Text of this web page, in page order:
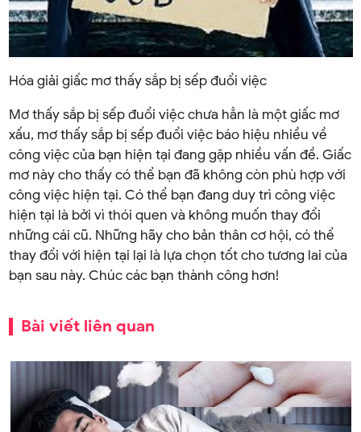
Hóa giải giấc mơ thấy sắp bị sếp đuổi việc
Mơ thấy sắp bị sếp đuổi việc chưa hẳn là một giấc mơ
xấu, mơ thấy sắp bị sếp đuổi việc báo hiệu nhiều về
công việc của bạn hiện tại đang gặp nhiều vấn đề. Giấc
mơ này cho thấy có thể bạn đã không còn phù hợp với
công việc hiện tại. Có thể bạn đang duy trì công việc
hiện tại là bởi vì thói quen và không muốn thay đổi
những cái cũ. Những hãy cho bản thân cơ hội, có thể
thay đổi với hiện tại lại là lựa chọn tốt cho tương lai của
bạn sau này. Chúc các bạn thành công hơn!
Bài viết liên quan